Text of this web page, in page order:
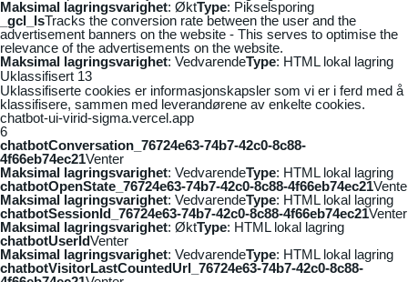
Maksimal lagringsvarighet: ØktType: Pikselsporing
_gcl_lsTracks the conversion rate between the user and the
advertisement banners on the website - This serves to optimise the
relevance of the advertisements on the website.
Maksimal lagringsvarighet: VedvarendeType: HTML lokal lagring
Uklassifisert 13
Uklassifiserte cookies er informasjonskapsler som vi er i ferd med å
klassifisere, sammen med leverandørene av enkelte cookies.
chatbot-ui-virid-sigma.vercel.app
6
chatbotConversation_76724e63-74b7-42c0-8c88-
4f66eb74ec21Venter
Maksimal lagringsvarighet: VedvarendeType: HTML lokal lagring
chatbotOpenState_76724e63-74b7-42c0-8c88-4f66eb74ec21
Maksimal lagringsvarighet: VedvarendeType: HTML lokal lagring
chatbotSessionId_76724e63-74b7-42c0-8c88-4f66eb74ec21Venter
Maksimal lagringsvarighet: ØktType: HTML lokal lagring
chatbotUserIdVenter
Maksimal lagringsvarighet: VedvarendeType: HTML lokal lagring
chatbotVisitorLastCountedUrl_76724e63-74b7-42c0-8c88-